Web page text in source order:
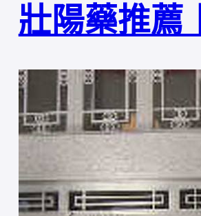
壯陽藥推薦